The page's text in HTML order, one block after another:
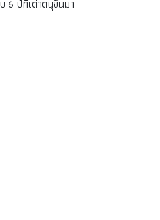
6 ปีที่เต่าตนุขึ้นมา